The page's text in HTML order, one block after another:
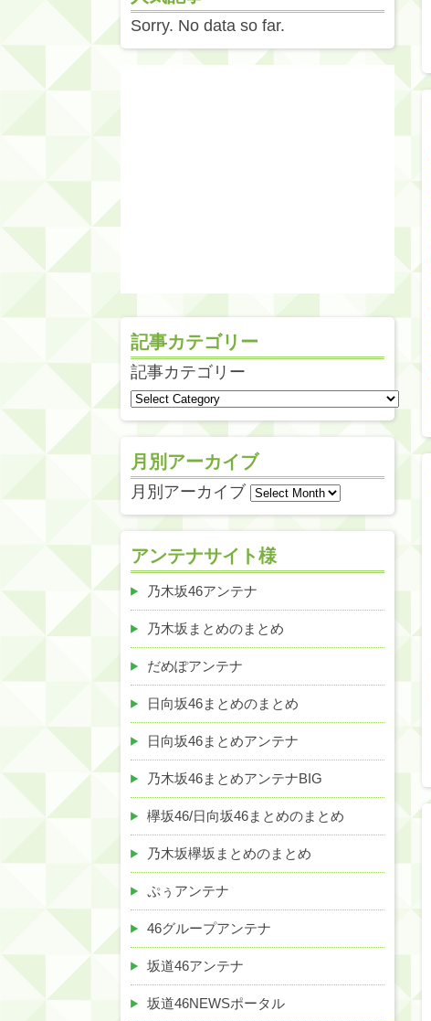
Sorry. No data so far.
記事カテゴリー
記事カテゴリー
月別アーカイブ
月別アーカイブ
アンテナサイト様
乃木坂46アンテナ
乃木坂まとめのまとめ
だめぽアンテナ
日向坂46まとめのまとめ
日向坂46まとめアンテナ
乃木坂46まとめアンテナBIG
欅坂46/日向坂46まとめのまとめ
乃木坂欅坂まとめのまとめ
ぷぅアンテナ
46グループアンテナ
坂道46アンテナ
坂道46NEWSポータル